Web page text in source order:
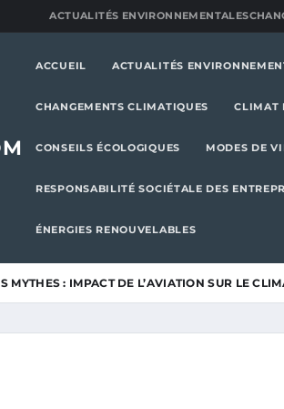
ACTUALITÉS ENVIRONNEMENTALES
ACCUEIL ACTUALITÉS
CHANGEMENTS CLIMATIQUES CLIMAT
CONSEILS ÉCOLOGIQUES MODES DE
RESPONSABILITÉ SOCIÉTALE DES
ÉNERGIES RENOUVELABLES
MYTHES : IMPACT DE L’AVIATION SUR LE